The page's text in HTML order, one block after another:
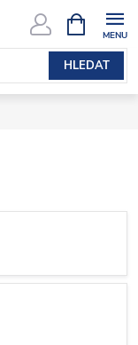
HLEDAT
NÁKUPNÍ
KOŠÍK